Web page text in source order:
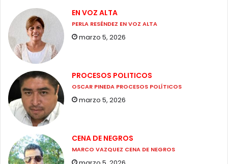
EN VOZ ALTA
PERLA RESÉNDEZ EN VOZ ALTA
marzo 5, 2026
PROCESOS POLITICOS
OSCAR PINEDA PROCESOS POLÍTICOS
marzo 5, 2026
CENA DE NEGROS
MARCO VAZQUEZ CENA DE NEGROS